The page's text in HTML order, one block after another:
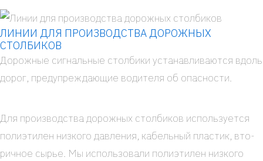
ЛИНИИ ДЛЯ ПРОИЗВОДСТВА ДОРОЖНЫХ
СТОЛБИКОВ
Дорож­ные сиг­наль­ные стол­би­ки уста­нав­ли­ва­ют­ся вдоль
дорог, пре­ду­пре­жда­ю­щие води­те­ля об опас­но­сти.
Для про­из­вод­ства дорож­ных стол­би­ков исполь­зу­ет­ся
поли­эти­лен низ­ко­го дав­ле­ния, кабель­ный пла­стик, вто­
рич­ное сырье. Мы исполь­зо­ва­ли поли­эти­лен низ­ко­го